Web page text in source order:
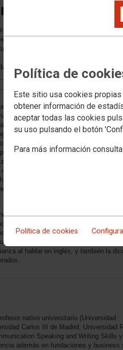
Política de
Este sitio usa cookies
obtener información de
aceptar todas las cookies
su uso pulsando el botón
Para más información
Política de cookies
in English B1 y
del 22 de septiembre al 27 de
9:30-11:30
(C/ Sebastián Herrera 14, Madrid)
o en la sede de la Fundación
tienen
con
las
reading,
por la
y
y
un
adecuados, que le permitirán
aficiones, trabajo y acontecimientos
en versión original, vídeos, películas
al hablar en inglés, y también la
nativo universitario (Universidad
Carlos III de Madrid, Universidad
Speaking and Writing Skills
además en fundaciones y business